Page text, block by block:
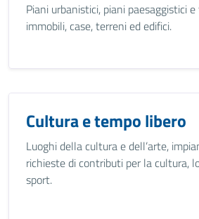
Piani urbanistici, piani paesaggistici
immobili, case, terreni ed edifici.
Cultura e tempo libero
Luoghi della cultura e dell’arte,
richieste di contributi per la cultura,
sport.